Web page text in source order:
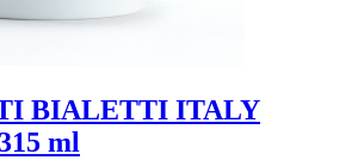
BIALETTI ITALY
ml